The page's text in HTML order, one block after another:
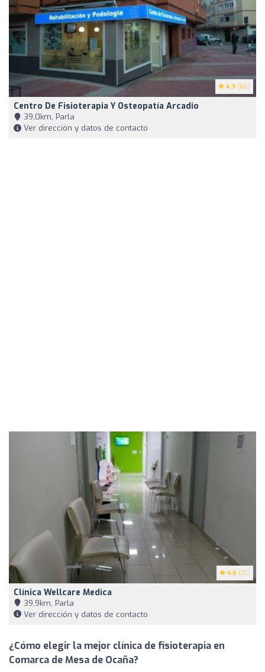
4.9 (65)
Centro De Fisioterapia Y Osteopatía Arcadio
39,0km, Parla
Ver dirección y datos de contacto
4.6 (70)
Clínica Wellcare Medica
39,9km, Parla
Ver dirección y datos de contacto
¿Cómo elegir la mejor clínica de fisioterapia en
Comarca de Mesa de Ocaña?